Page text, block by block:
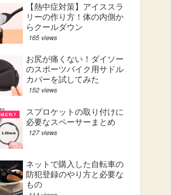
【熱中症対策】アイススラ
リーの作り方！体の内側か
らクールダウン
165 views
お尻が痛くない！ダイソー
のスポーツバイク用サドル
カバーを試してみた
152 views
スプロケットの取り付けに
必要なスペーサーまとめ
127 views
ネットで購入した自転車の
防犯登録のやり方と必要な
もの